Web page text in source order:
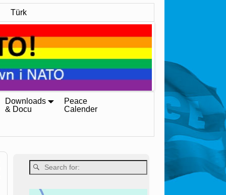
Türk
Downloads
& Docu
Peace
Calender